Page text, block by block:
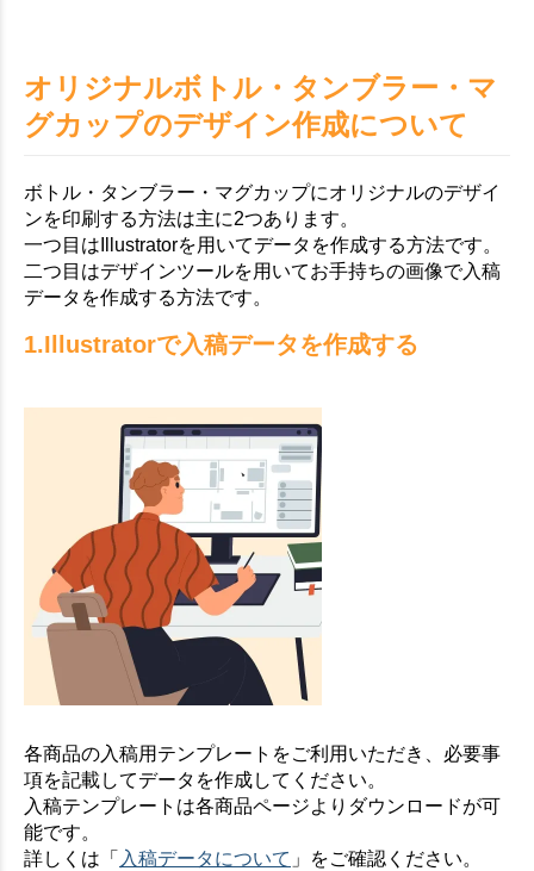
オリジナルボトル・タンブラー・マ
グカップのデザイン作成について
ボトル・タンブラー・マグカップにオリジナルのデザイ
ンを印刷する方法は主に2つあります。
一つ目はIllustratorを用いてデータを作成する方法です。
二つ目はデザインツールを用いてお手持ちの画像で入稿
データを作成する方法です。
1.Illustratorで入稿データを作成する
各商品の入稿用テンプレートをご利用いただき、必要事
項を記載してデータを作成してください。
入稿テンプレートは各商品ページよりダウンロードが可
能です。
詳しくは「 入稿データについて 」をご確認ください。